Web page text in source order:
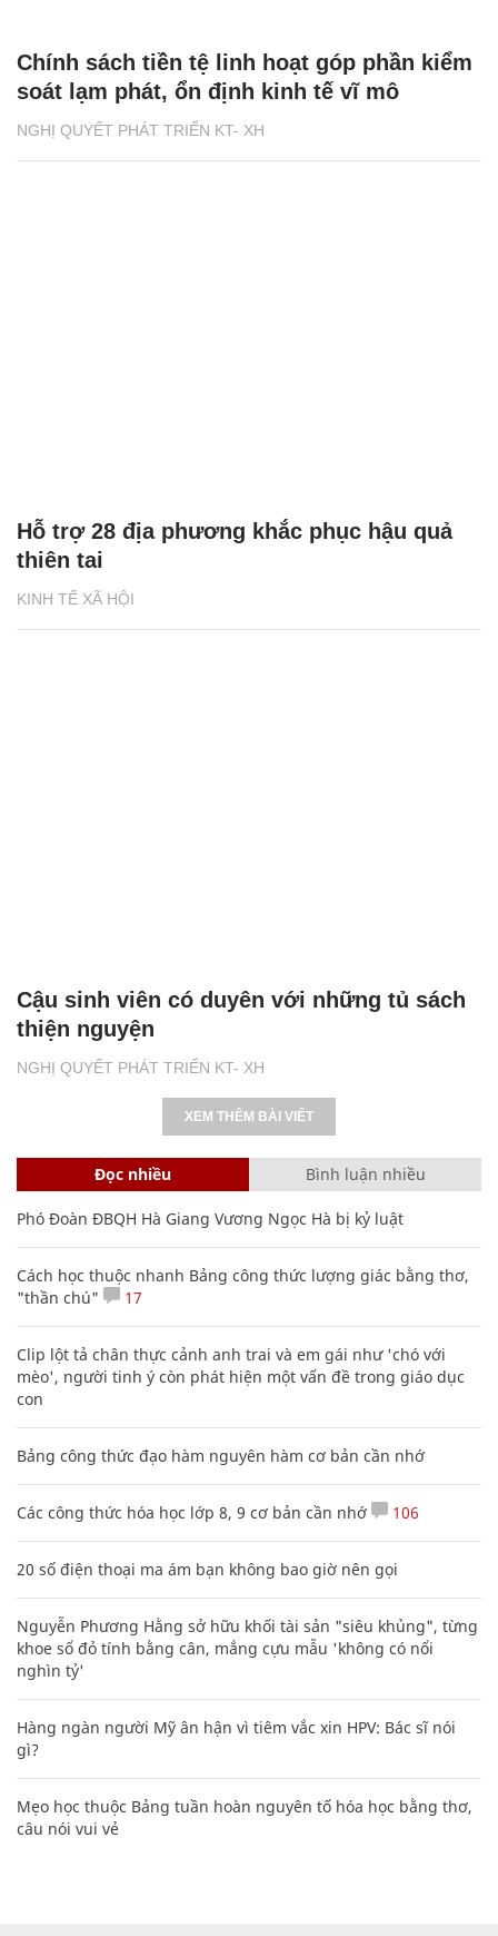
NGHỊ QUYẾT PHÁT TRIỂN KT- XH
Chính sách tiền tệ linh hoạt góp phần kiểm
soát lạm phát, ổn định kinh tế vĩ mô
KINH TẾ XÃ HỘI
Hỗ trợ 28 địa phương khắc phục hậu quả
thiên tai
NGHỊ QUYẾT PHÁT TRIỂN KT- XH
Cậu sinh viên có duyên với những tủ sách
thiện nguyện
XEM THÊM BÀI VIẾT
Đọc nhiều Bình luận nhiều
Phó Đoàn ĐBQH Hà Giang Vương Ngọc Hà bị kỷ luật
Cách học thuộc nhanh Bảng công thức lượng giác bằng thơ,
"thần chú"
17
Clip lột tả chân thực cảnh anh trai và em gái như 'chó với
mèo', người tinh ý còn phát hiện một vấn đề trong giáo dục
con
Bảng công thức đạo hàm nguyên hàm cơ bản cần nhớ
Các công thức hóa học lớp 8, 9 cơ bản cần nhớ 106
20 số điện thoại ma ám bạn không bao giờ nên gọi
Nguyễn Phương Hằng sở hữu khối tài sản "siêu khủng", từng
khoe sổ đỏ tính bằng cân, mắng cựu mẫu 'không có nổi
nghìn tỷ'
Hàng ngàn người Mỹ ân hận vì tiêm vắc xin HPV: Bác sĩ nói
gì?
Mẹo học thuộc Bảng tuần hoàn nguyên tố hóa học bằng thơ,
câu nói vui vẻ